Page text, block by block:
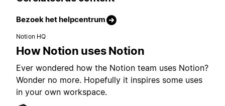
Bezoek het helpcentrum
Notion HQ
How Notion uses Notion
Ever wondered how the Notion team uses Notion?
Wonder no more. Hopefully it inspires some uses
in your own workspace.